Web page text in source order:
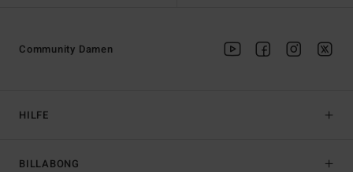
HILFE
BILLABONG
Community Damen